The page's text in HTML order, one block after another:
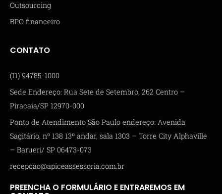
Outsourcing
BPO financeiro
CONTATO
(11) 94785-1000
Sede Endereço: Rua Sete de Setembro, 262 Centro –
Piracaia/SP 12970-000
Ponto de Atendimento São Paulo endereço: Avenida
Sagitário, nº 138 13º andar, sala 1303 – Torre City Alphaville
– Barueri/ SP 06473-073
recepcao@apiceassessoria.com.br
PREENCHA O FORMULÁRIO E ENTRAREMOS EM